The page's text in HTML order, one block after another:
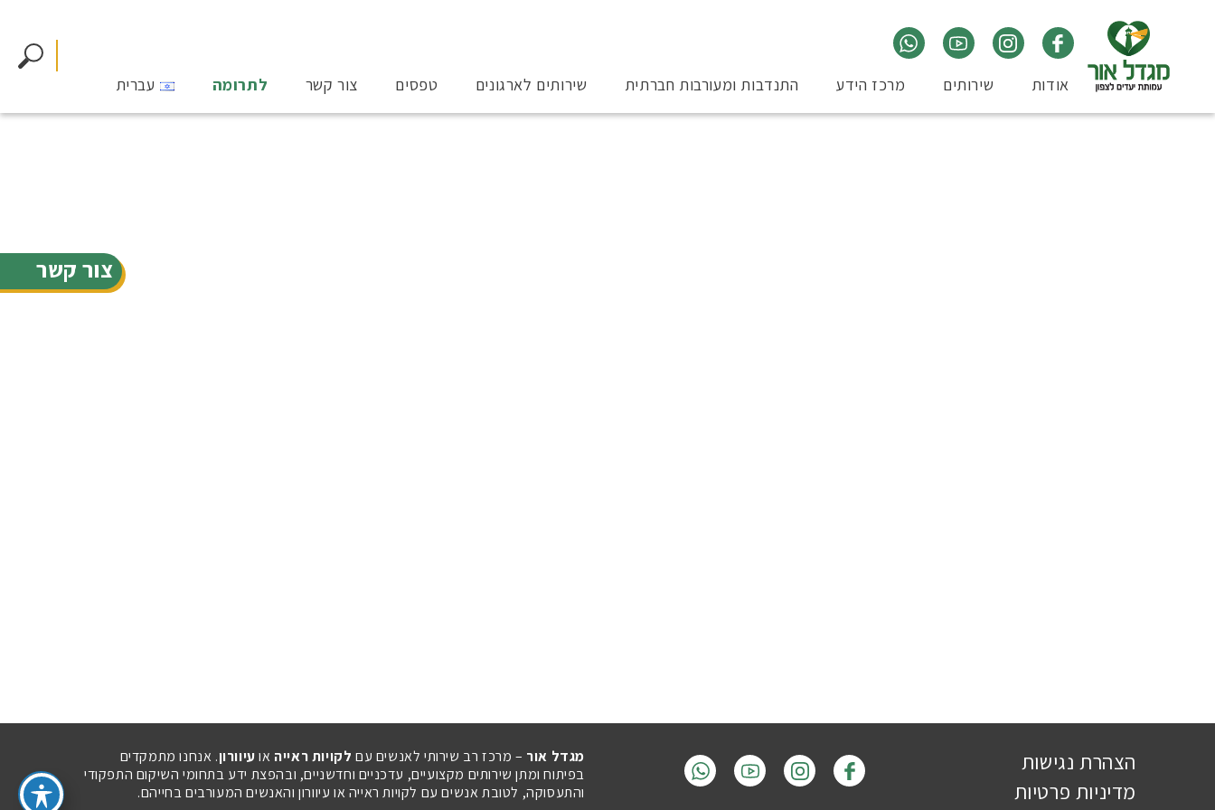
צור קשר
אודות שירותים מרכז הידע התנדבות ומעורבות חברתית שירותים לארגונים טפסים צור קשר לתרומה עברית
הצהרת נגישות
מדיניות פרטיות
מגדל אור – מרכז רב שירותי לאנשים עם לקויות ראייה אועיוורון. אנחנו מתמקדים
בפיתוח ומתן שירותים מקצועיים, עדכניים וחדשניים, ובהפצת ידע בתחומי השיקום התפקודי
והתעסוקה, לטובת אנשים עם לקויות ראייה או עיוורון והאנשים המעורבים בחייהם.